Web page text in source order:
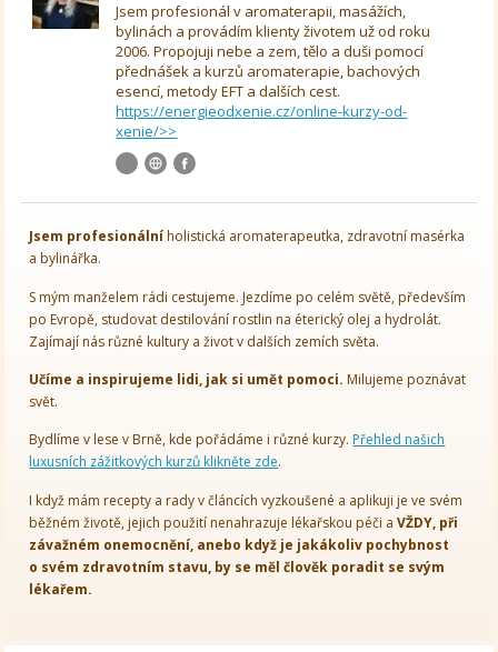
Jsem profesionál v aromaterapii, masážích,
bylinách a provádím klienty životem už od roku
2006. Propojuji nebe a zem, tělo a duši pomocí
přednášek a kurzů aromaterapie, bachových
esencí, metody EFT a dalších cest.
https://energieodxenie.cz/online-kurzy-od-
xenie/>>
Jsem profesionálníholistická aromaterapeutka, zdravotní masérka
a bylinářka.
S mým manželem rádi cestujeme. Jezdíme po celém světě, především
po Evropě, studovat destilování rostlin na éterický olej a hydrolát.
Zajímají nás různé kultury a život v dalších zemích světa.
Učíme a inspirujeme lidi, jak si umět pomoci. Milujeme poznávat
svět.
Bydlíme v lese v Brně, kde pořádáme i různé kurzy. Přehled našich
luxusních zážitkových kurzů klikněte zde.
I když mám recepty a rady v článcích vyzkoušené a aplikuji je ve svém
běžném životě, jejich použití nenahrazuje lékařskou péči aVŽDY, při
závažném onemocnění, anebo když je jakákoliv pochybnost
o svém zdravotním stavu, by se měl člověk poradit se svým
lékařem.